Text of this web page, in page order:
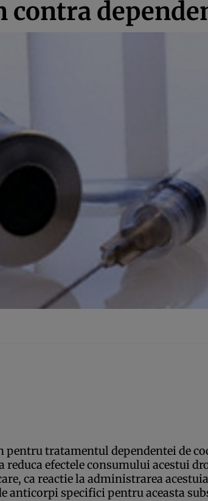
contra
pentru tratamentul dependentei de
reduca efectele consumului acestui
ca reactie la administrarea
anticorpi specifici pentru aceasta